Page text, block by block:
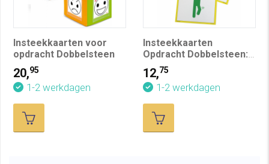
Insteekkaarten voor
opdracht Dobbelsteen
20,95
1-2 werkdagen
Insteekkaarten
Opdracht Dobbelsteen:
Beweegopdrachten
12,75
1-2 werkdagen